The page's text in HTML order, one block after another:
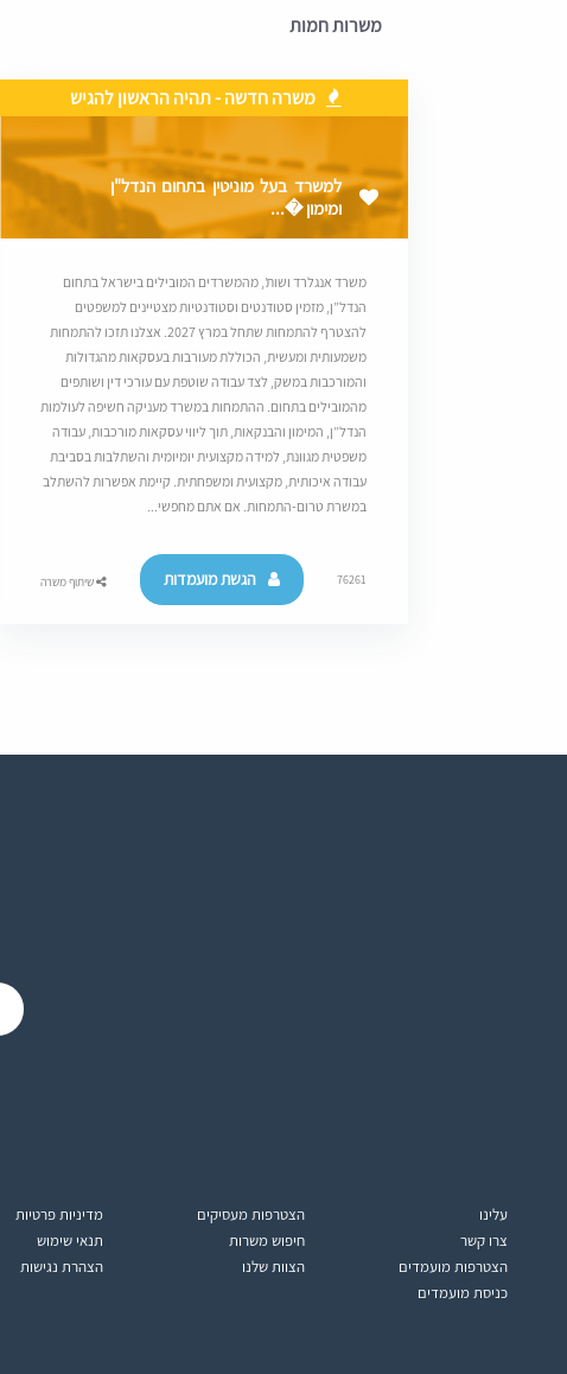
משרות חמות
משרה חדשה - תהיה הראשון להגיש
למשרד בעל מוניטין בתחום הנדל"ן
ומימון �...
משרד אנגלרד ושות’, מהמשרדים המובילים בישראל בתחום
הנדל”ן, מזמין סטודנטים וסטודנטיות מצטיינים למשפטים
להצטרף להתמחות שתחל במרץ 2027. אצלנו תזכו להתמחות
משמעותית ומעשית, הכוללת מעורבות בעסקאות מהגדולות
והמורכבות במשק, לצד עבודה שוטפת עם עורכי דין ושותפים
מהמובילים בתחום. ההתמחות במשרד מעניקה חשיפה לעולמות
הנדל”ן, המימון והבנקאות, תוך ליווי עסקאות מורכבות, עבודה
משפטית מגוונת, למידה מקצועית יומיומית והשתלבות בסביבת
עבודה איכותית, מקצועית ומשפחתית. קיימת אפשרות להשתלב
במשרת טרום-התמחות. אם אתם מחפשי...
76261 הגשת מועמדות שיתוף משרה
עלינו
צרו קשר
הצטרפות מועמדים
כניסת מועמדים
הצטרפות מעסיקים
חיפוש משרות
הצוות שלנו
מדיניות פרטיות
תנאי שימוש
הצהרת נגישות